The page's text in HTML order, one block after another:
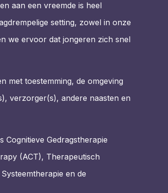
aan een vreemde is heel
setting, zowel in onze
we ervoor dat jongeren zich snel
met toestemming, de omgeving
verzorger(s), andere naasten en
Cognitieve Gedragstherapie
(ACT), Therapeutisch
en de